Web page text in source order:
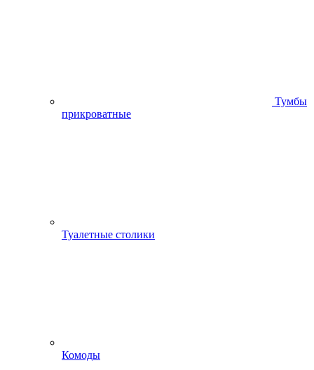
Тумбы
прикроватные
Туалетные столики
Комоды